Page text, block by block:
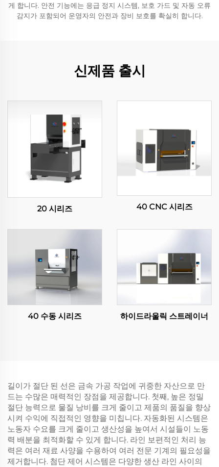
게 합니다. 안전 기능에는 응급 정지 시스템, 보호 가드 및 자동 오류
감지가 포함되어 운영자의 안전과 장비 보호를 확실히 합니다.
신제품 출시
20 시리즈 40 CNC 시리즈
40 수동 시리즈 하이드라울릭 스트레이너
길이가 절단 된 선은 금속 가공 작업에 귀중한 자산으로 만
드는 수많은 매력적인 장점을 제공합니다. 첫째, 높은 정밀
절단 능력으로 물질 낭비를 크게 줄이고 제품의 품질을 향상
시켜 수익에 직접적인 영향을 미칩니다. 자동화된 시스템은
노동자 수요를 크게 줄이고 생산성을 높여서 시설들이 노동
력 배분을 최적화할 수 있게 합니다. 라인 보편적인 처리 능
력은 여러 재료 사양을 수용하여 여러 전문 기계의 필요성을
제거합니다. 첨단 제어 시스템은 다양한 생산 라인 사이의